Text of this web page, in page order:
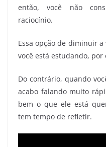
então, você não
raciocínio.
Essa opção de diminuir
você está estudando, por
Do contrário, quando
acabo falando muito
bem o que ele está
tem tempo de refletir.